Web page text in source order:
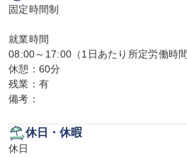
固定時間制
就業時間
08:00～17:00（1日あたり所定労働時間
休憩：60分
残業：有
備考：
休日・休暇
休日